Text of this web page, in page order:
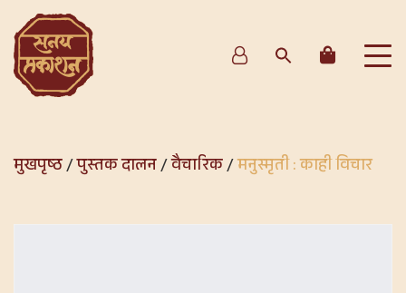
मुखपृष्ठ/पुस्तक दालन/वैचारिक/मनुस्मृती : काही विचार